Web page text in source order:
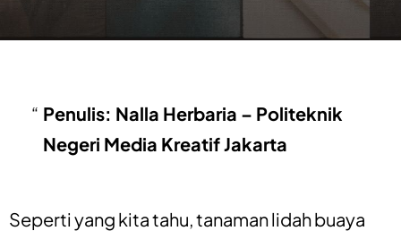
Penulis: Nalla Herbaria – Politeknik
Negeri Media Kreatif Jakarta
Seperti yang kita tahu, tanaman lidah buaya